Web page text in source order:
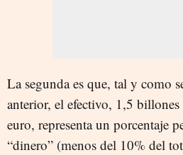
La segunda es que, tal y como
anterior, el efectivo, 1,5 billones
euro, representa un porcentaje
“dinero” (menos del 10% del